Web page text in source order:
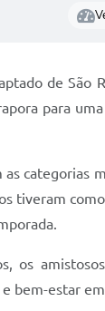
de São
para
categorias
tiveram
os
bem-estar